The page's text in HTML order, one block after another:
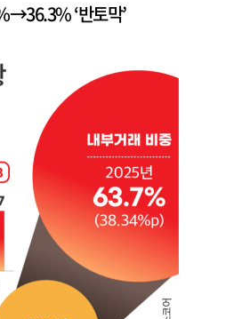
‘반토막’